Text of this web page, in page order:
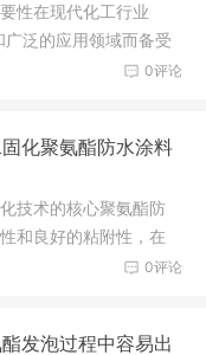
性在现代化工行业
泛的应用领域而备受
0评论
化聚氨酯防水涂料
技术的核心聚氨酯防
和良好的粘附性，在
0评论
发泡过程中容易出